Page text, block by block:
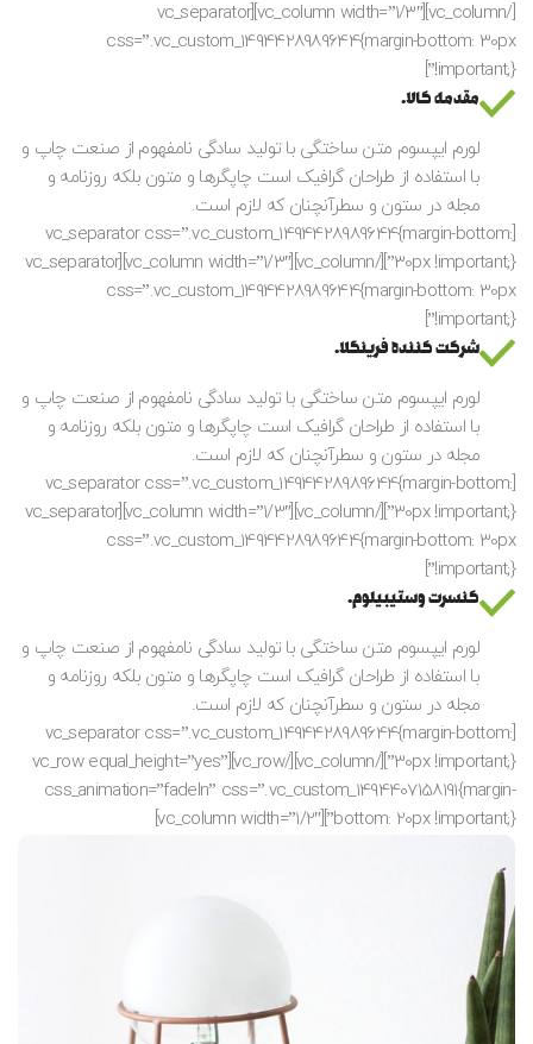
[/vc_column][vc_column width=”1/3″][vc_separator
css=”.vc_custom_1494428989644{margin-bottom: 30px
!important;}”]
مقدمه کالا.
لورم ایپسوم متن ساختگی با تولید سادگی نامفهوم از صنعت چاپ و
با استفاده از طراحان گرافیک است چاپگرها و متون بلکه روزنامه و
مجله در ستون و سطرآنچنان که لازم است.
[vc_separator css=”.vc_custom_1494428989644{margin-bottom:
30px !important;}”][/vc_column][vc_column width=”1/3″][vc_separator
css=”.vc_custom_1494428989644{margin-bottom: 30px
!important;}”]
شرکت کننده فرینگلا.
لورم ایپسوم متن ساختگی با تولید سادگی نامفهوم از صنعت چاپ و
با استفاده از طراحان گرافیک است چاپگرها و متون بلکه روزنامه و
مجله در ستون و سطرآنچنان که لازم است.
[vc_separator css=”.vc_custom_1494428989644{margin-bottom:
30px !important;}”][/vc_column][vc_column width=”1/3″][vc_separator
css=”.vc_custom_1494428989644{margin-bottom: 30px
!important;}”]
کنسرت وستیبیلوم.
لورم ایپسوم متن ساختگی با تولید سادگی نامفهوم از صنعت چاپ و
با استفاده از طراحان گرافیک است چاپگرها و متون بلکه روزنامه و
مجله در ستون و سطرآنچنان که لازم است.
[vc_separator css=”.vc_custom_1494428989644{margin-bottom:
30px !important;}”][/vc_column][/vc_row][vc_row equal_height=”yes”
css_animation=”fadeIn” css=”.vc_custom_1494407158191{margin-
bottom: 20px !important;}”][vc_column width=”1/2″]